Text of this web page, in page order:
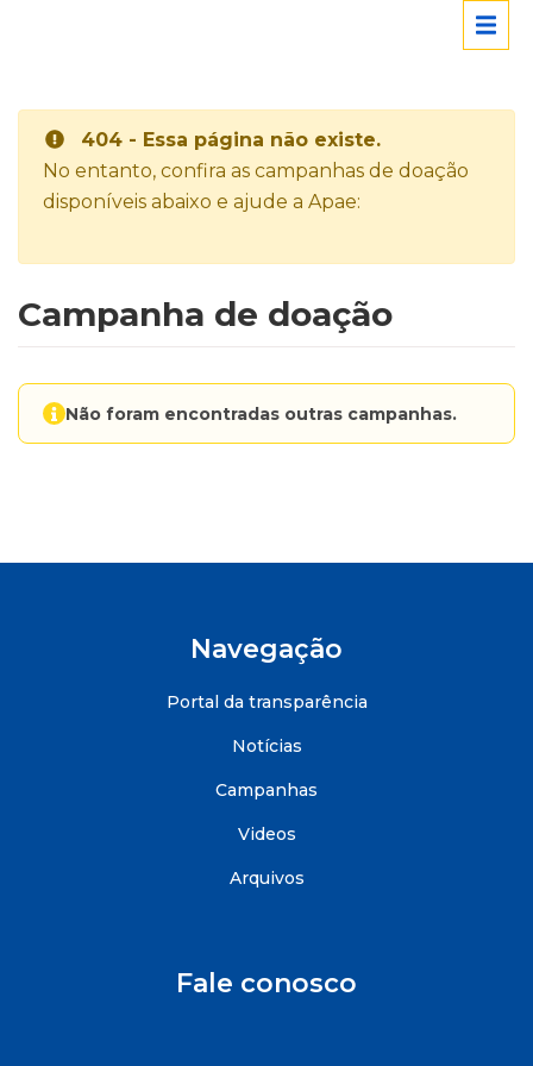
404 - Essa página não existe.
No entanto, confira as campanhas de doação
disponíveis abaixo e ajude a Apae:
Campanha de doação
Não foram encontradas outras campanhas.
Navegação
Portal da transparência
Notícias
Campanhas
Videos
Arquivos
Fale conosco